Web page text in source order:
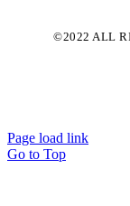
©2022 ALL
Page load link
Go to Top